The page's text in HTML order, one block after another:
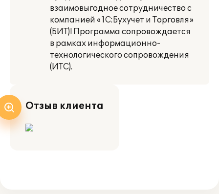
взаимовыгодное сотрудничество с
компанией «1С:Бухучет и Торговля»
(БИТ)! Программа сопровождается
в рамках информационно-
технологического сопровождения
(ИТС).
Отзыв клиента